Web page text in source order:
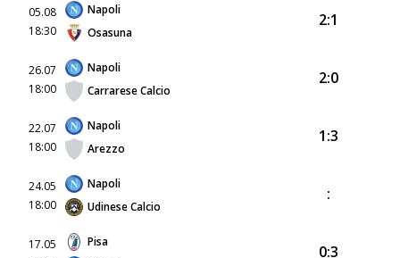
05.08
18:30
Napoli
Osasuna
2:1
26.07
18:00
Napoli
Carrarese Calcio
2:0
22.07
18:00
Napoli
Arezzo
1:3
24.05
18:00
Napoli
Udinese Calcio
:
17.05
Pisa
0:3